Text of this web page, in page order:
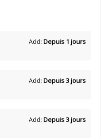
Add: Depuis 1 jours
Add: Depuis 3 jours
Add: Depuis 3 jours